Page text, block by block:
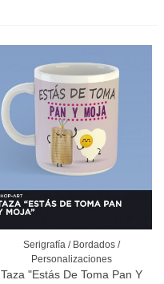
Serigrafía / Bordados /
Personalizaciones
Taza "Estás De Toma Pan Y